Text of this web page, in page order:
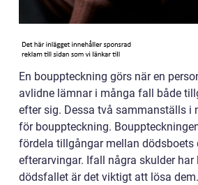
En bouppteckning görs när en
avlidne lämnar i många fall både
efter sig. Dessa två sammanställs i
för bouppteckning.
fördela tillgångar mellan dödsboets
efterarvingar. Ifall några skulder
dödsfallet är det viktigt att lösa